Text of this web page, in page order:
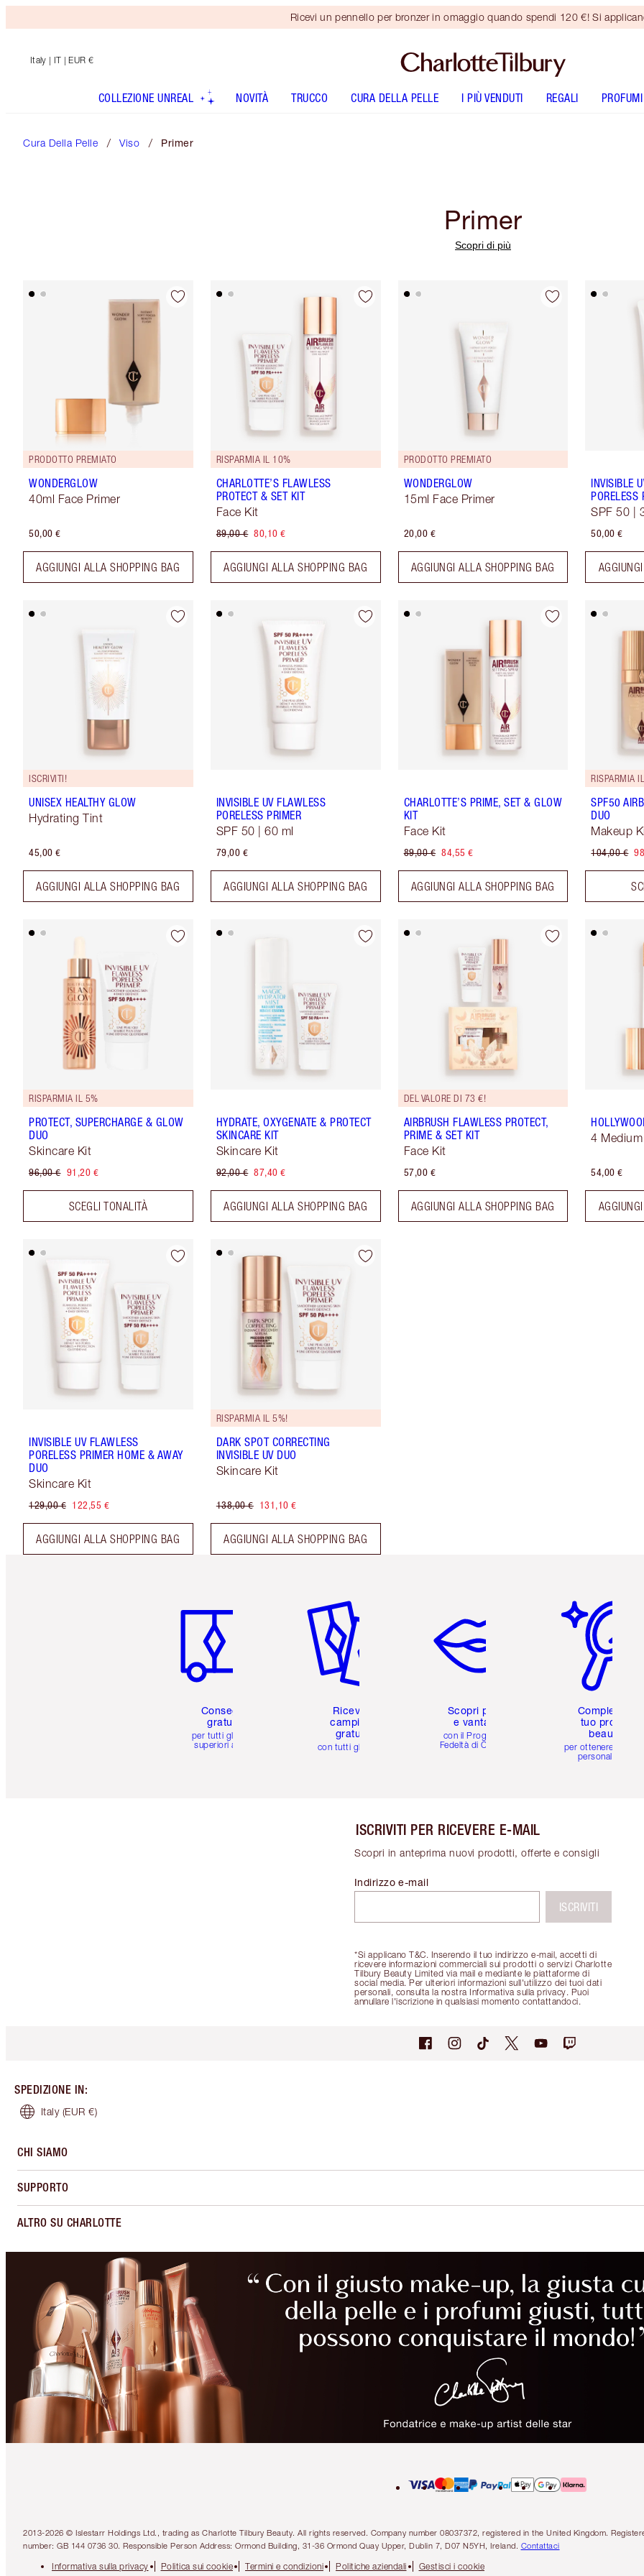
Ricevi un pennello per bronzer in omaggio quando spendi 120 €! Si
Italy | IT | EUR €
COLLEZIONE UNREAL NOVITÀ TRUCCO CURA DELLA PELLE I PIÙ VENDUTI REGALI PROFUMI
Cura Della Pelle Viso Primer
Primer
Scopri di più
PRODOTTO PREMIATO
WONDERGLOW
40ml Face Primer
50,00 €
AGGIUNGI ALLA SHOPPING BAG
RISPARMIA IL 10%
CHARLOTTE’S FLAWLESS
PROTECT & SET KIT
Face Kit
89,00 € 80,10 €
AGGIUNGI ALLA SHOPPING BAG
PRODOTTO PREMIATO
WONDERGLOW
15ml Face Primer
20,00 €
AGGIUNGI ALLA SHOPPING BAG
INVISIBLE
PORELESS
SPF 50 |
50,00 €
ISCRIVITI!
UNISEX HEALTHY GLOW
Hydrating Tint
45,00 €
AGGIUNGI ALLA SHOPPING BAG
INVISIBLE UV FLAWLESS
PORELESS PRIMER
SPF 50 | 60 ml
79,00 €
AGGIUNGI ALLA SHOPPING BAG
CHARLOTTE’S PRIME, SET & GLOW
KIT
Face Kit
89,00 € 84,55 €
AGGIUNGI ALLA SHOPPING BAG
RISPARMIA
SPF50
DUO
Makeup
104,00 €
RISPARMIA IL 5%
PROTECT, SUPERCHARGE & GLOW
DUO
Skincare Kit
96,00 € 91,20 €
SCEGLI TONALITÀ
HYDRATE, OXYGENATE & PROTECT
SKINCARE KIT
Skincare Kit
92,00 € 87,40 €
AGGIUNGI ALLA SHOPPING BAG
DEL VALORE DI 73 €!
AIRBRUSH FLAWLESS PROTECT,
PRIME & SET KIT
Face Kit
57,00 €
AGGIUNGI ALLA SHOPPING BAG
4 Medium
54,00 €
INVISIBLE UV FLAWLESS
PORELESS PRIMER HOME & AWAY
DUO
Skincare Kit
129,00 € 122,55 €
AGGIUNGI ALLA SHOPPING BAG
RISPARMIA IL 5%!
DARK SPOT CORRECTING
INVISIBLE UV DUO
Skincare Kit
138,00 € 131,10 €
AGGIUNGI ALLA SHOPPING BAG
Consegna
gratuita
per tutti gli ordini
superiori a 59 €
Ricevi 2
campioni
gratuiti
con tutti gli ordini
Scopri premi
e vantaggi
con il Programma
Fedeltà di Charlotte
Completa il
tuo profilo
beauty
per ottenere consigli
personalizzati
ISCRIVITI PER RICEVERE E-MAIL
Scopri in anteprima nuovi prodotti, offerte e consigli
*Si applicano T&C. Inserendo il tuo indirizzo e-mail, accetti di
ricevere informazioni commerciali sui prodotti o servizi Charlotte
Tilbury Beauty Limited via mail e mediante le piattaforme di
social media. Per ulteriori informazioni sull'utilizzo dei tuoi dati
personali, consulta la nostra Informativa sulla privacy. Puoi
annullare l'iscrizione in qualsiasi momento contattandoci.
Indirizzo e-mail
ISCRIVITI
SPEDIZIONE IN:
Italy (EUR €)
CHI SIAMO
SUPPORTO
ALTRO SU CHARLOTTE
2013-2026 © Islestarr Holdings Ltd., trading as Charlotte Tilbury Beauty. All rights reserved. Company number 08037372, registered in the United Kingdom.
number: GB 144 0736 30. Responsible Person Address: Ormond Building, 31-36 Ormond Quay Upper, Dublin 7, D07 N5YH, Ireland. Contattaci
Informativa sulla privacy Politica sui cookie Termini e condizioni Politiche aziendali Gestisci i cookie